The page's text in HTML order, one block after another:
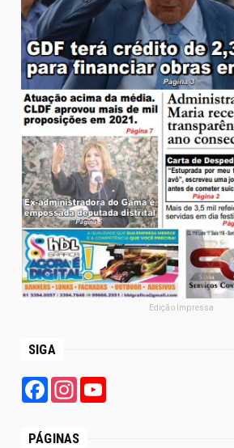
Edição Impressa
SIGA
FacebookInstagram
PÁGINAS